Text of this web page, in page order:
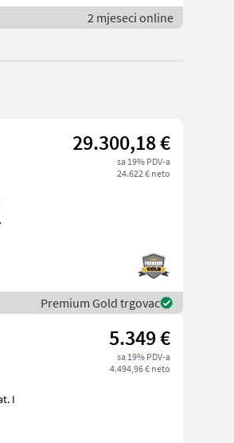
2 mjeseci online
29.300,18 €
sa 19% PDV-a
24.622 € neto
Premium Gold trgovac
5.349 €
sa 19% PDV-a
4.494,96 € neto